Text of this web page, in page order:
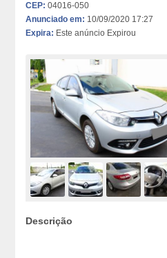
CEP: 04016-050
Anunciado em: 10/09/2020 17:27
Expira: Este anúncio Expirou
Descrição